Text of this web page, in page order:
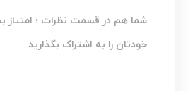
شما هم در قسمت نظرات ؛ امتیاز
خودتان را به اشتراک بگذارید